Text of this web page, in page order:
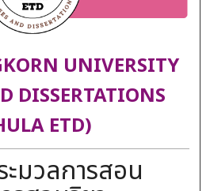
UNIVERSITY
DISSERTATIONS
ETD)
มวลการสอน